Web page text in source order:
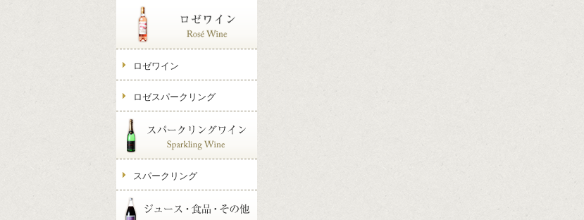
ロゼワイン
ロゼスパークリング
スパークリング